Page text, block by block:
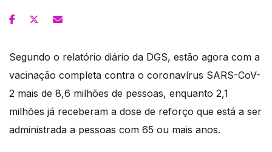
Segundo o relatório diário da DGS, estão agora com a
vacinação completa contra o coronavírus SARS-CoV-
2 mais de 8,6 milhões de pessoas, enquanto 2,1
milhões já receberam a dose de reforço que está a ser
administrada a pessoas com 65 ou mais anos.